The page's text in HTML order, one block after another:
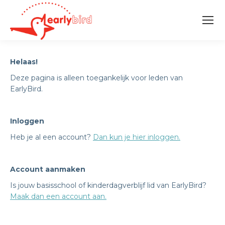
Helaas!
Deze pagina is alleen toegankelijk voor leden van
EarlyBird.
Inloggen
Heb je al een account? Dan kun je hier inloggen.
Account aanmaken
Is jouw basisschool of kinderdagverblijf lid van EarlyBird?
Maak dan een account aan.